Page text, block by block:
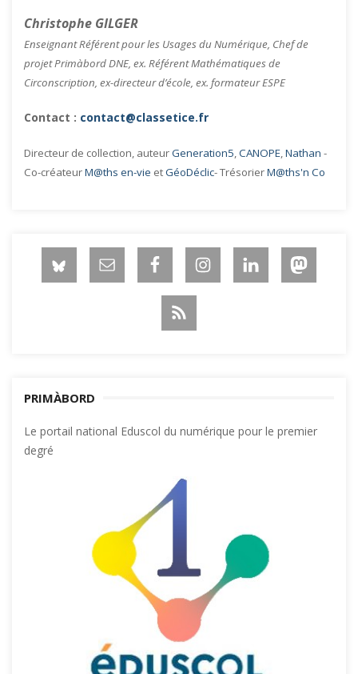
Christophe GILGER
Enseignant Référent pour les Usages du Numérique, Chef de
projet Primàbord DNE, ex. Référent Mathématiques de
Circonscription, ex-directeur d’école, ex. formateur ESPE
Contact : contact@classetice.fr
Directeur de collection, auteurGeneration5,CANOPE,Nathan -
Co-créateurM@ths en-vie etGéoDéclic- TrésorierM@ths'n Co
PRIMÀBORD
Le portail national Eduscol du numérique pour le premier
degré